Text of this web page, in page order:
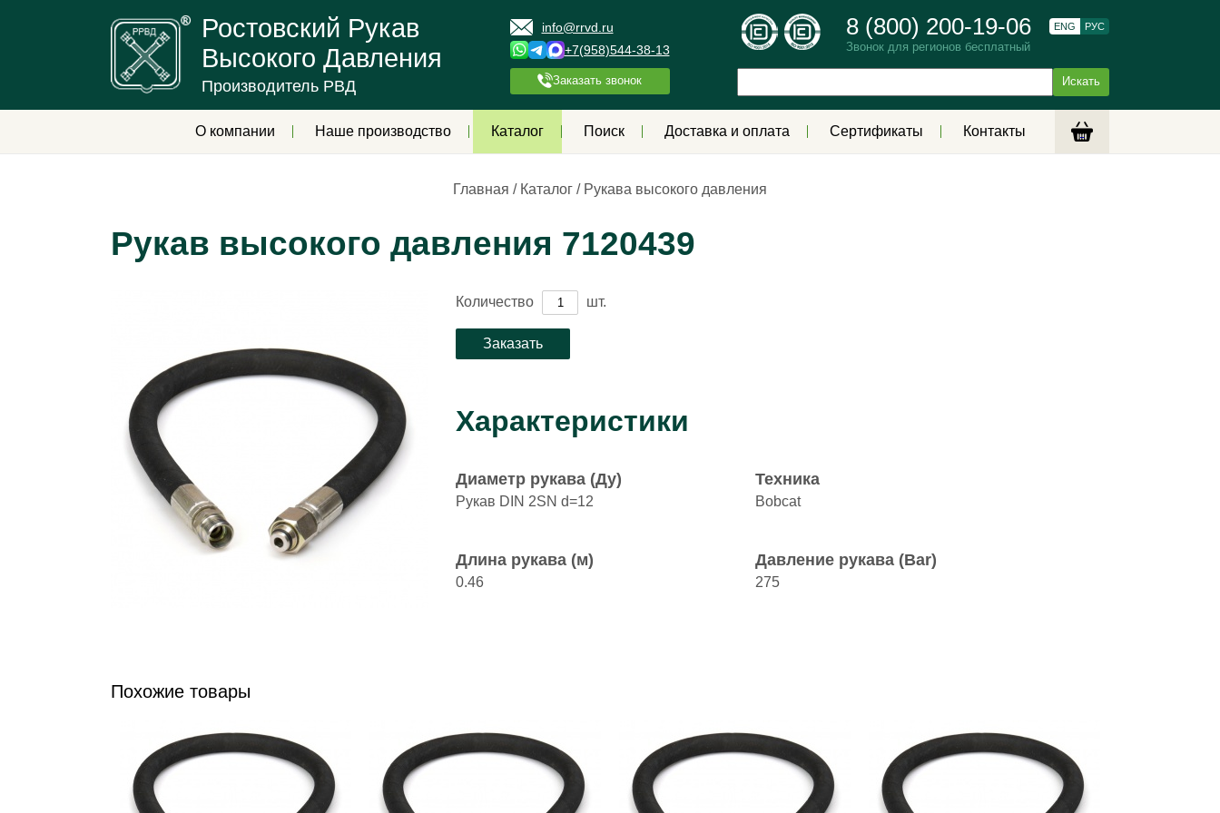
Ростовский Рукав
Высокого Давления
Производитель РВД
info@rrvd.ru
+7(958)544-38-13
Заказать звонок
8 (800) 200-19-06
Звонок для регионов бесплатный
ENG РУС
О компании Наше производство Каталог Поиск Доставка и оплата Сертификаты Контакты
Главная / Каталог / Рукава высокого давления
Рукав высокого давления 7120439
Количество шт.
Характеристики
Диаметр рукава (Ду)
Рукав DIN 2SN d=12
Техника
Bobcat
Длина рукава (м)
0.46
Давление рукава (Bar)
275
Похожие товары